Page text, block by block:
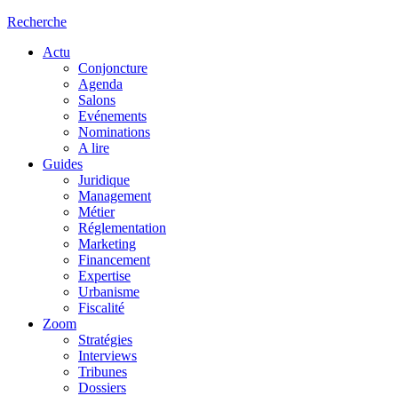
Recherche
Actu
Conjoncture
Agenda
Salons
Evénements
Nominations
A lire
Guides
Juridique
Management
Métier
Réglementation
Marketing
Financement
Expertise
Urbanisme
Fiscalité
Zoom
Stratégies
Interviews
Tribunes
Dossiers